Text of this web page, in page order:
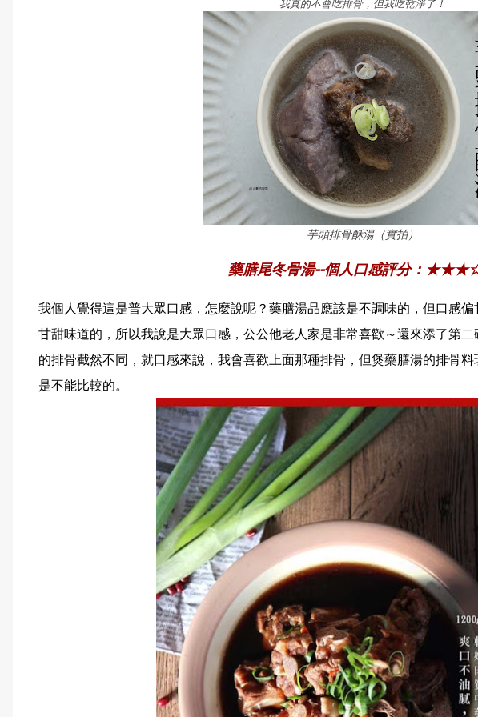
我真的不會吃排骨，但我吃乾淨了！
芋頭排骨酥湯（實拍）
藥膳尾冬骨湯--個人口感評分：
我個人覺得這是普大眾口感，怎麼說呢？藥膳湯品應該是不調味的，但口感
甘甜味道的，所以我說是大眾口感，公公他老人家是非常喜歡～還來添了第
的排骨截然不同，就口感來說，我會喜歡上面那種排骨，但煲藥膳湯的排骨
是不能比較的。